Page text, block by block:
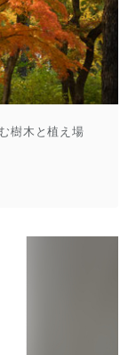
樹木と植え場